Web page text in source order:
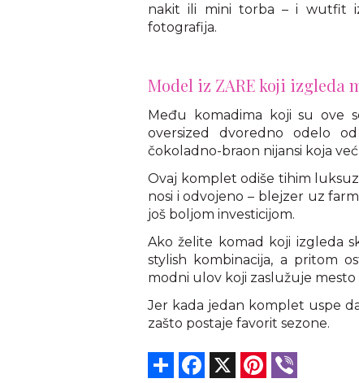
nakit ili mini torba – i wutfit
fotografija.
Model iz ZARE koji izgleda
Među komadima koji su ove
oversized dvoredno odelo
čokoladno-braon nijansi koja
Ovaj komplet odiše tihim
nosi i odvojeno – blejzer uz
još boljom investicijom.
Ako želite komad koji izgleda
stylish kombinacija, a pritom
modni ulov koji zaslužuje mesto
Jer kada jedan komplet uspe
zašto postaje favorit sezone.
Share Facebook Pinterest